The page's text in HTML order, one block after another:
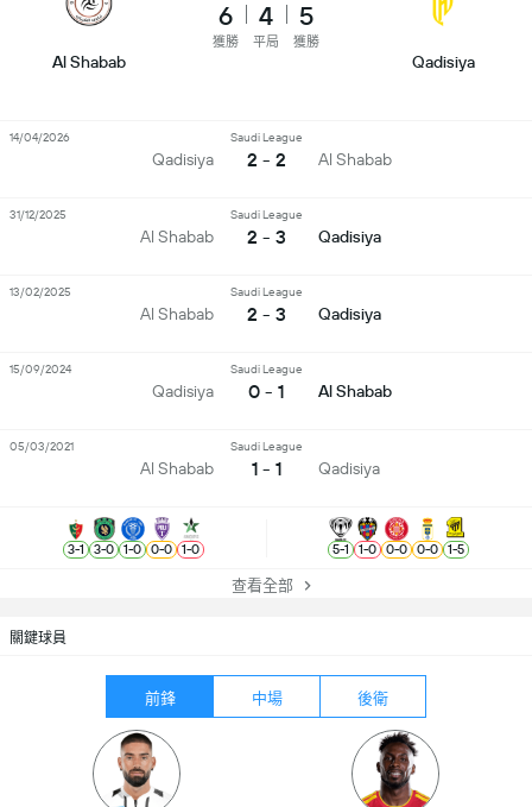
關鍵球員
前鋒 中場 後衛
Al Shabab
6
獲勝
4
平局
5
獲勝
Qadisiya
Qadisiya
Saudi League
2 - 2 Al Shabab
14/04/2026
Al Shabab
Saudi League
2 - 3 Qadisiya
31/12/2025
Al Shabab
Saudi League
2 - 3 Qadisiya
13/02/2025
Qadisiya
Saudi League
0 - 1 Al Shabab
15/09/2024
Al Shabab
Saudi League
1 - 1 Qadisiya
05/03/2021
3-1 3-0 1-0 0-0 1-0 5-1 1-0 0-0 0-0 1-5
查看全部